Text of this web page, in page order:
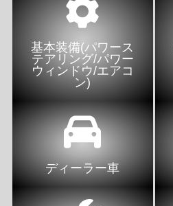
基本装備(パワース
テアリング/パワー
ウィンドウ/エアコ
ン)
ディーラー車